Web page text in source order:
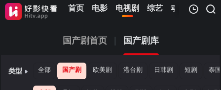
首页 电影 电视剧 综艺 动漫 儿童
我的观影记录
国产剧首页 国产剧库
类型 全部 国产剧 欧美剧 港台剧 日韩剧 短剧 泰